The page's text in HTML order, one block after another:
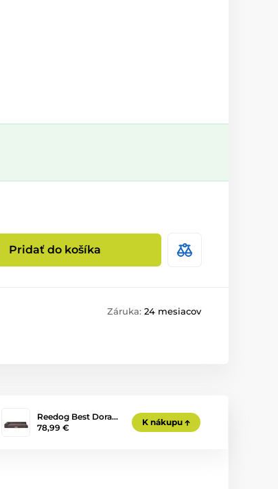
Pridať do košíka
Záruka: 24 mesiacov
Reedog Best Dora…
78,99 €
K nákupu